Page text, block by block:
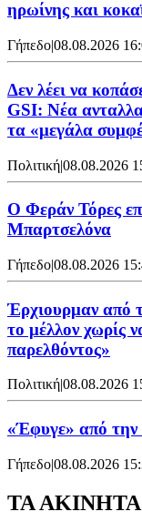
ηρωίνης και
Γήπεδο|08.08.2026
Δεν λέει να
GSI: Νέα
τα «μεγάλα
Πολιτική|08.08.2026
Ο Φεράν Τόρες
Μπαρτσελόνα
Γήπεδο|08.08.2026
Έρχιουρμαν από
το μέλλον χωρίς
παρελθόντος»
Πολιτική|08.08.2026
«Έφυγε» από
Γήπεδο|08.08.2026
ΤΑ